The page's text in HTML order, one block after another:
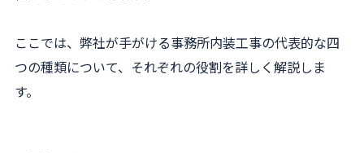
ここでは、弊社が手がける事務所内装工事の代表的な四
つの種類について、それぞれの役割を詳しく解説しま
す。